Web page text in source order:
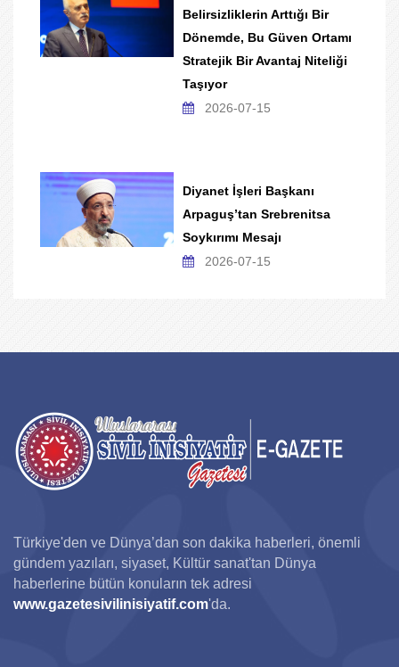
Belirsizliklerin Arttığı Bir
Dönemde, Bu Güven Ortamı
Stratejik Bir Avantaj Niteliği
Taşıyor
2026-07-15
Diyanet İşleri Başkanı
Arpaguş’tan Srebrenitsa
Soykırımı Mesajı
2026-07-15
Türkiye'den ve Dünya’dan son dakika haberleri, önemli
gündem yazıları, siyaset, Kültür sanat'tan Dünya
haberlerine bütün konuların tek adresi
www.gazetesivilinisiyatif.com'da.